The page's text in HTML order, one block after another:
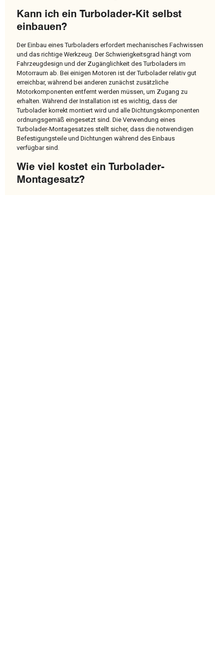
Kann ich ein Turbolader-Kit selbst
einbauen?
Der Einbau eines Turboladers erfordert mechanisches Fachwissen
und das richtige Werkzeug. Der Schwierigkeitsgrad hängt vom
Fahrzeugdesign und der Zugänglichkeit des Turboladers im
Motorraum ab. Bei einigen Motoren ist der Turbolader relativ gut
erreichbar, während bei anderen zunächst zusätzliche
Motorkomponenten entfernt werden müssen, um Zugang zu
erhalten. Während der Installation ist es wichtig, dass der
Turbolader korrekt montiert wird und alle Dichtungskomponenten
ordnungsgemäß eingesetzt sind. Die Verwendung eines
Turbolader-Montagesatzes stellt sicher, dass die notwendigen
Befestigungsteile und Dichtungen während des Einbaus
verfügbar sind.
Wie viel kostet ein Turbolader-
Montagesatz?